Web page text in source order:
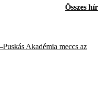
Összes hír
Akadémia meccs az